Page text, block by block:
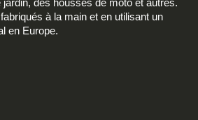
des housses de moto et autres.
à la main et en utilisant un
en Europe.